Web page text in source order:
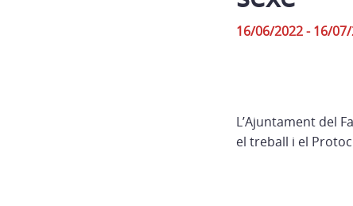
16/06/2022 - 16/
L’Ajuntament del
el treball i el